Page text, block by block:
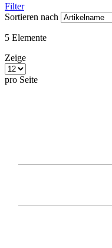
Filter
Sortieren nach
5 Elemente
Zeige
pro Seite